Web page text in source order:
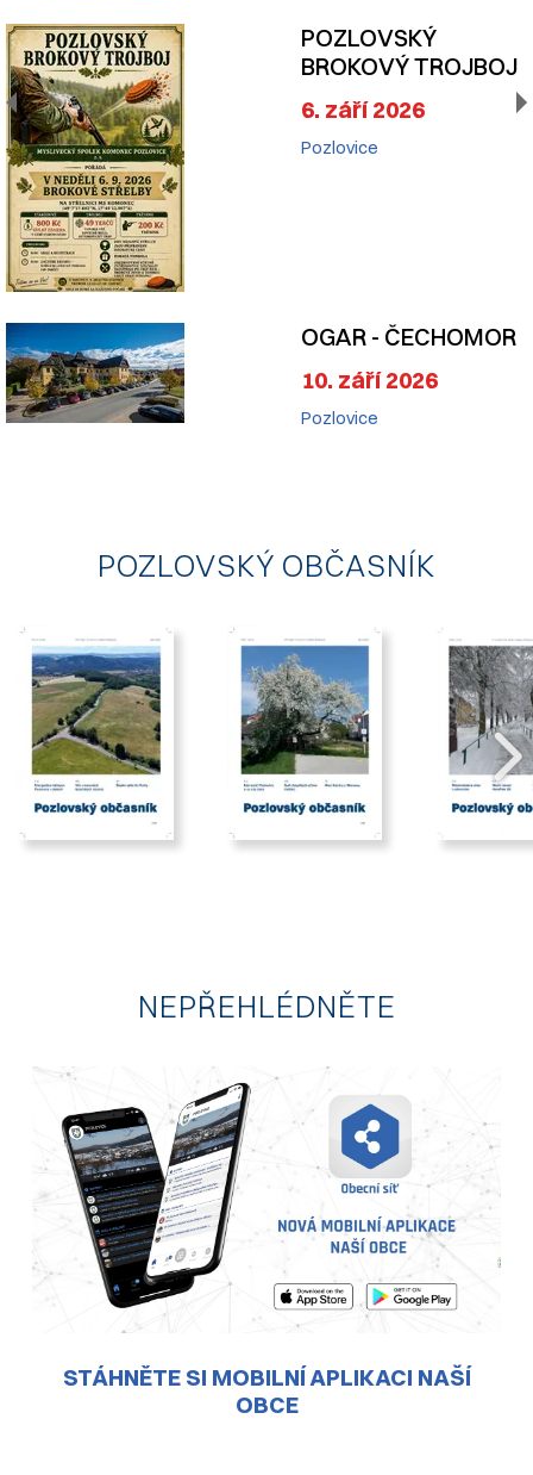
POZLOVSKÝ
BROKOVÝ TROJBOJ
6. září 2026
Pozlovice
OGAR - ČECHOMOR
10. září 2026
Pozlovice
POZLOVSKÝ OBČASNÍK
NEPŘEHLÉDNĚTE
STÁHNĚTE SI MOBILNÍ APLIKACI NAŠÍ
OBCE